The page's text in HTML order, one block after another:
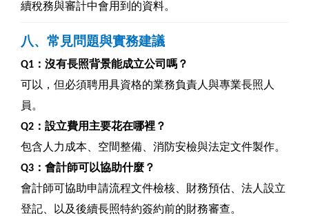
續稅務與審計中會用到的資料。
八、常見問題與實務建議
Q1 ：沒有長照背景能成立公司嗎？
可以，但必須聘用具資格的業務負責人與專業長照人
員。
Q2 ：設立費用主要花在哪裡？
包含人力成本、空間整備、消防安檢與法定文件製作。
Q3 ：會計師可以協助什麼？
會計師可協助申請流程文件檢核、財務預估、法人設立
登記、以及後續長照特約簽約前的財務審查。